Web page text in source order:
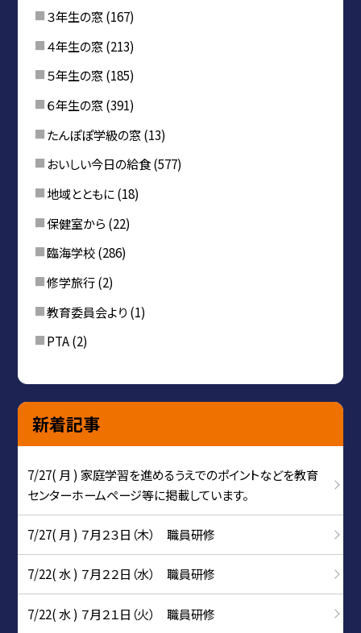
３年生の窓(167)
４年生の窓(213)
５年生の窓(185)
６年生の窓(391)
たんぽぽ学級の窓(13)
おいしい今日の給食(577)
地域とともに(18)
保健室から (22)
臨海学校(286)
修学旅行(2)
教育委員会より (1)
PTA(2)
新着記事
7/27( 月 ) 家庭学習を進めるうえでのポイントなどを教育
センターホームページ等に掲載しています。
7/27( 月 ) ７月２３日（木） 職員研修
7/22( 水 ) ７月２２日（水） 職員研修
7/22( 水 ) ７月２１日（火） 職員研修